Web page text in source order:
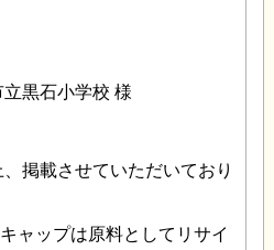
小学校 様
掲載させていただいており
ャップは原料としてリサイ